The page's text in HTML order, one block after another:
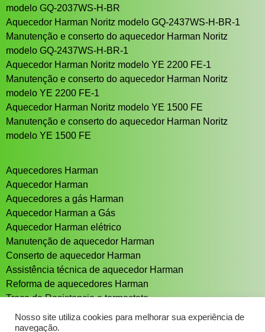
modelo GQ-2037WS-H-BR
Aquecedor Harman Noritz modelo GQ-2437WS-H-BR-1
Manutenção e conserto do aquecedor Harman Noritz
modelo GQ-2437WS-H-BR-1
Aquecedor Harman Noritz modelo YE 2200 FE-1
Manutenção e conserto do aquecedor Harman Noritz
modelo YE 2200 FE-1
Aquecedor Harman Noritz modelo YE 1500 FE
Manutenção e conserto do aquecedor Harman Noritz
modelo YE 1500 FE
Aquecedores Harman
Aquecedor Harman
Aquecedores a gás Harman
Aquecedor Harman a Gás
Aquecedor Harman elétrico
Manutenção de aquecedor Harman
Conserto de aquecedor Harman
Assistência técnica de aquecedor Harman
Reforma de aquecedores Harman
Troca de Resistencia e termostato
Aquecedor solar Sistema de aquecimento solar
Nosso site utiliza cookies para melhorar sua experiência de
navegação.